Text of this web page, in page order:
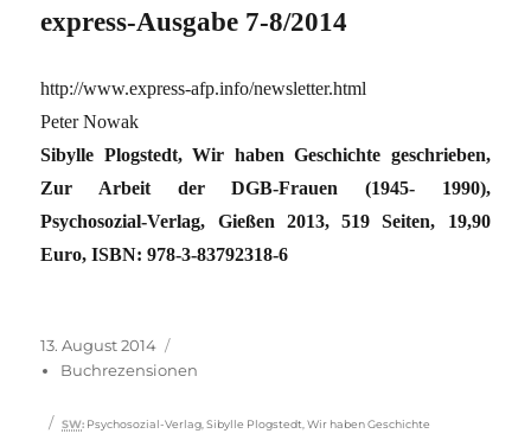
express-Ausgabe 7-8/2014
http://www.express-afp.info/newsletter.html
Peter Nowak
Sibylle Plogstedt, Wir haben Geschichte geschrieben,
Zur Arbeit der DGB-Frauen (1945- 1990),
Psychosozial-Verlag, Gießen 2013, 519 Seiten, 19,90
Euro, ISBN: 978-3-83792318-6
Veröffentlicht
am
13. August 2014
Buchrezensionen
Schlagwörter
SW: Psychosozial-Verlag ,Sibylle Plogstedt ,Wir haben Geschichte